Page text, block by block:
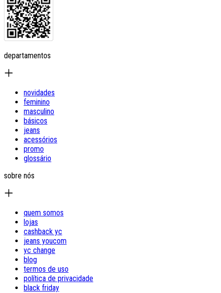
departamentos
novidades
feminino
masculino
básicos
jeans
acessórios
promo
glossário
sobre nós
quem somos
lojas
cashback yc
jeans youcom
yc change
blog
termos de uso
política de privacidade
black friday